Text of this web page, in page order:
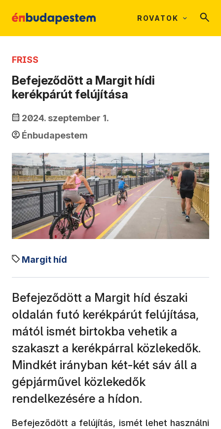
ROVATOK
FRISS
Befejeződött a Margit hídi
kerékpárút felújítása
2024. szeptember 1.
Énbudapestem
Margit híd
Befejeződött a Margit híd északi
oldalán futó kerékpárút felújítása,
mától ismét birtokba vehetik a
szakaszt a kerékpárral közlekedők.
Mindkét irányban két-két sáv áll a
gépjárművel közlekedők
rendelkezésére a hídon.
Befejeződött a felújítás, ismét lehet használni